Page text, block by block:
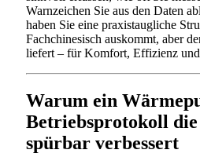
Warnzeichen Sie aus den Daten
haben Sie eine praxistaugliche
Fachchinesisch auskommt, aber
liefert – für Komfort, Effizienz
Warum ein
Betriebsprotokoll
spürbar verbessert